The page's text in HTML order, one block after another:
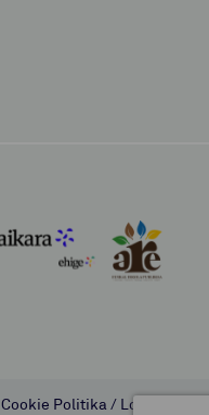
Cookie Politika/ Lombok